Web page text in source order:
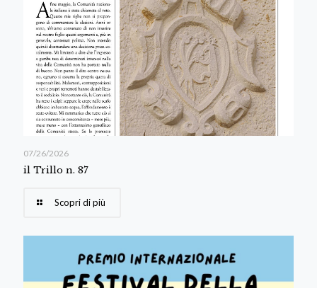
07/26/2026
il Trillo n. 87
Scopri di più